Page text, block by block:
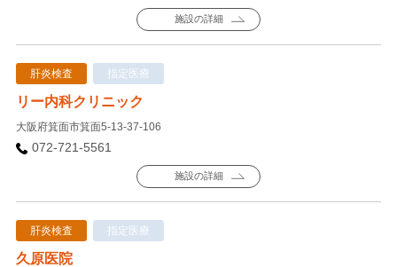
施設の詳細
肝炎検査 指定医療
リー内科クリニック
大阪府箕面市箕面5-13-37-106
072-721-5561
施設の詳細
肝炎検査 指定医療
久原医院